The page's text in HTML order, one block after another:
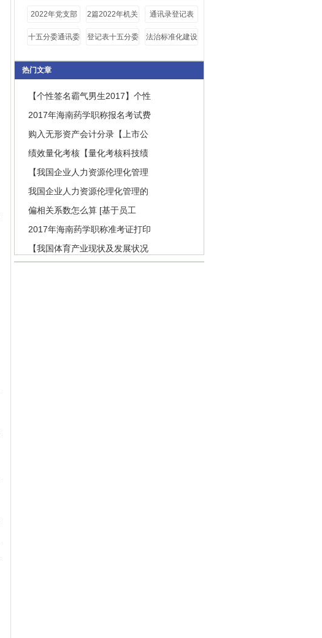
2022年党支部
2篇2022年机关
定精神回头看自
查报告
通讯录登记表
十五分委通讯委
登记表十五分委
法治标准化建设
热门文章
【个性签名霸气男生2017】个性
2017年海南药学职称报名考试费
购入无形资产会计分录【上市公
绩效量化考核【量化考核科技绩
【我国企业人力资源伦理化管理
我国企业人力资源伦理化管理的
偏相关系数怎么算 [基于员工
2017年海南药学职称准考证打印
【我国体育产业现状及发展状况